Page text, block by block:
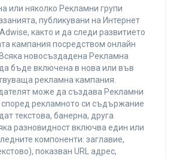
или няколко Рекламни групи
публикувани на Интернет
както и да следи развитието
кампания посредством онлайн
новосъздадена Рекламна
бъде включена в нова или във
рекламна кампания.
може да създава Рекламни
според рекламното си съдържание
текстова, банерна, друга
разновидност включва един или
компоненти: заглавие,
показван URL адрес,